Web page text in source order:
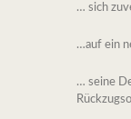
… sich
…auf ein
… seine